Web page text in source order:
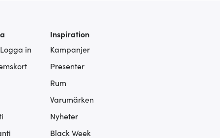
in
Inspiration
Kampanjer
Presenter
Rum
Varumärken
Nyheter
Black Week